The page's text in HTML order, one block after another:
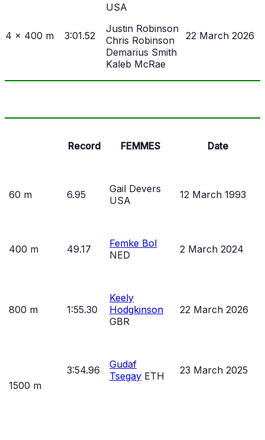
4 x 400 m 3:01.52
USA
Justin Robinson
Chris Robinson
Demarius Smith
Kaleb McRae
22 March 2026
Record FEMMES Date
60 m 6.95
Gail Devers
USA
12 March 1993
400 m 49.17
Femke Bol
NED
2 March 2024
800 m 1:55.30
Keely
Hodgkinson
GBR
22 March 2026
1500 m
3:54.96
Gudaf
Tsegay ETH 23 March 2025